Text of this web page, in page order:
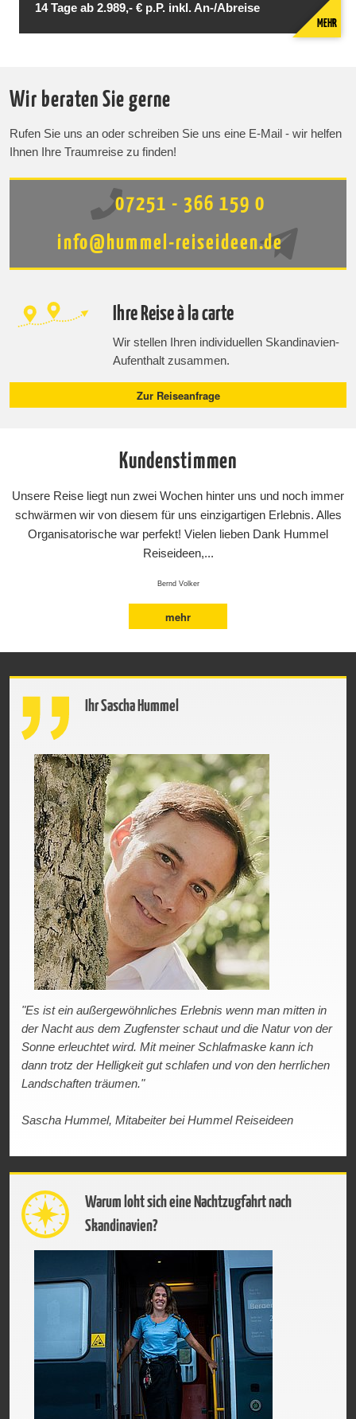
14 Tage ab 2.989,- € p.P. inkl. An-/Abreise
MEHR
Wir beraten Sie gerne
Rufen Sie uns an oder schreiben Sie uns eine E-Mail - wir helfen
Ihnen Ihre Traumreise zu finden!
07251 - 366 159 0
info@hummel-reiseideen.de
Ihre Reise à la carte
Wir stellen Ihren individuellen Skandinavien-
Aufenthalt zusammen.
Zur Reiseanfrage
Kundenstimmen
Unsere Reise liegt nun zwei Wochen hinter uns und noch immer
schwärmen wir von diesem für uns einzigartigen Erlebnis. Alles
Organisatorische war perfekt! Vielen lieben Dank Hummel
Reiseideen,...
Bernd Volker
mehr
Ihr Sascha Hummel
"Es ist ein außergewöhnliches Erlebnis wenn man mitten in
der Nacht aus dem Zugfenster schaut und die Natur von der
Sonne erleuchtet wird. Mit meiner Schlafmaske kann ich
dann trotz der Helligkeit gut schlafen und von den herrlichen
Landschaften träumen."
Sascha Hummel, Mitabeiter bei Hummel Reiseideen
Warum loht sich eine Nachtzugfahrt nach
Skandinavien?